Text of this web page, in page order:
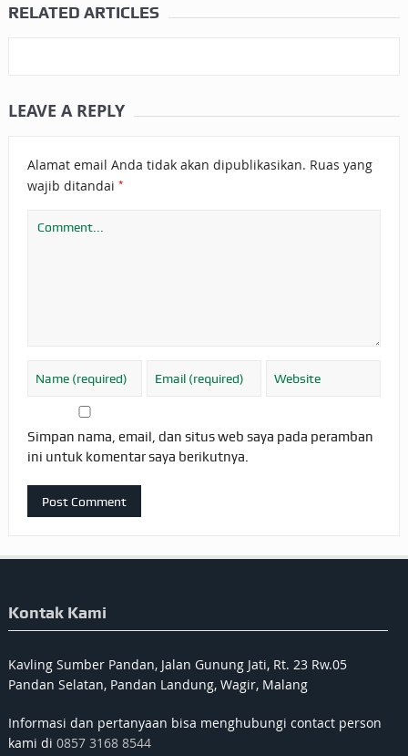
RELATED ARTICLES
LEAVE A REPLY
Alamat email Anda tidak akan dipublikasikan. Ruas yang
wajib ditandai *
Simpan nama, email, dan situs web saya pada peramban
ini untuk komentar saya berikutnya.
Kontak Kami
Kavling Sumber Pandan, Jalan Gunung Jati, Rt. 23 Rw.05
Pandan Selatan, Pandan Landung, Wagir, Malang
Informasi dan pertanyaan bisa menghubungi contact person
kami di 0857 3168 8544